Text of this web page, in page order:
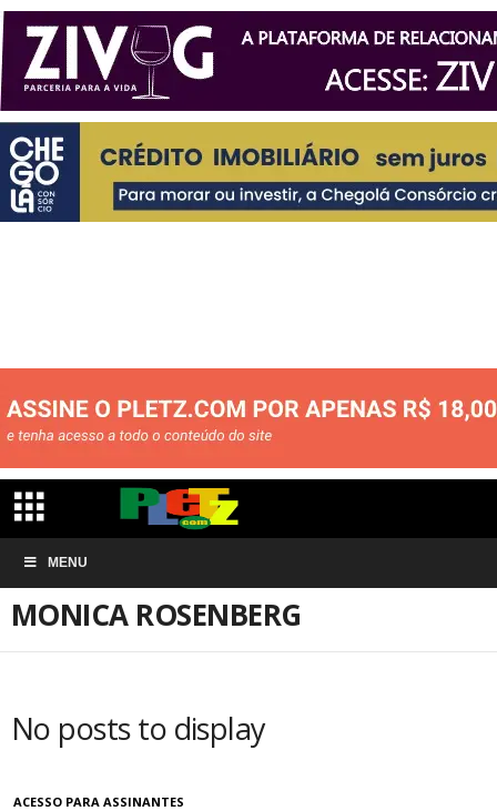
MENU
Início ARTIGOS
MONICA ROSENBERG
No posts to display
ACESSO PARA ASSINANTES